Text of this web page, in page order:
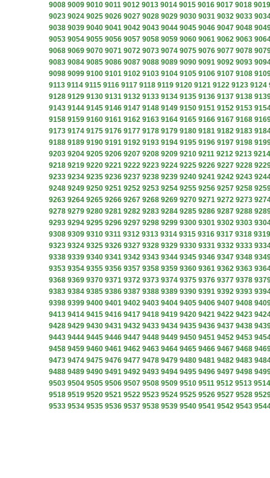
9008 9009 9010 9011 9012 9013 9014 9015 9016 9017 9018 9019
9023 9024 9025 9026 9027 9028 9029 9030 9031 9032 9033
9038 9039 9040 9041 9042 9043 9044 9045 9046 9047 9048
9053 9054 9055 9056 9057 9058 9059 9060 9061 9062 9063
9068 9069 9070 9071 9072 9073 9074 9075 9076 9077 9078
9083 9084 9085 9086 9087 9088 9089 9090 9091 9092 9093
9098 9099 9100 9101 9102 9103 9104 9105 9106 9107 9108
9113 9114 9115 9116 9117 9118 9119 9120 9121 9122 9123 9124
9128 9129 9130 9131 9132 9133 9134 9135 9136 9137 9138
9143 9144 9145 9146 9147 9148 9149 9150 9151 9152 9153
9158 9159 9160 9161 9162 9163 9164 9165 9166 9167 9168
9173 9174 9175 9176 9177 9178 9179 9180 9181 9182 9183
9188 9189 9190 9191 9192 9193 9194 9195 9196 9197 9198
9203 9204 9205 9206 9207 9208 9209 9210 9211 9212 9213 9214
9218 9219 9220 9221 9222 9223 9224 9225 9226 9227 9228
9233 9234 9235 9236 9237 9238 9239 9240 9241 9242 9243
9248 9249 9250 9251 9252 9253 9254 9255 9256 9257 9258
9263 9264 9265 9266 9267 9268 9269 9270 9271 9272 9273
9278 9279 9280 9281 9282 9283 9284 9285 9286 9287 9288
9293 9294 9295 9296 9297 9298 9299 9300 9301 9302 9303
9308 9309 9310 9311 9312 9313 9314 9315 9316 9317 9318 9319
9323 9324 9325 9326 9327 9328 9329 9330 9331 9332 9333
9338 9339 9340 9341 9342 9343 9344 9345 9346 9347 9348
9353 9354 9355 9356 9357 9358 9359 9360 9361 9362 9363
9368 9369 9370 9371 9372 9373 9374 9375 9376 9377 9378
9383 9384 9385 9386 9387 9388 9389 9390 9391 9392 9393
9398 9399 9400 9401 9402 9403 9404 9405 9406 9407 9408
9413 9414 9415 9416 9417 9418 9419 9420 9421 9422 9423
9428 9429 9430 9431 9432 9433 9434 9435 9436 9437 9438
9443 9444 9445 9446 9447 9448 9449 9450 9451 9452 9453
9458 9459 9460 9461 9462 9463 9464 9465 9466 9467 9468
9473 9474 9475 9476 9477 9478 9479 9480 9481 9482 9483
9488 9489 9490 9491 9492 9493 9494 9495 9496 9497 9498
9503 9504 9505 9506 9507 9508 9509 9510 9511 9512 9513 9514
9518 9519 9520 9521 9522 9523 9524 9525 9526 9527 9528
9533 9534 9535 9536 9537 9538 9539 9540 9541 9542 9543